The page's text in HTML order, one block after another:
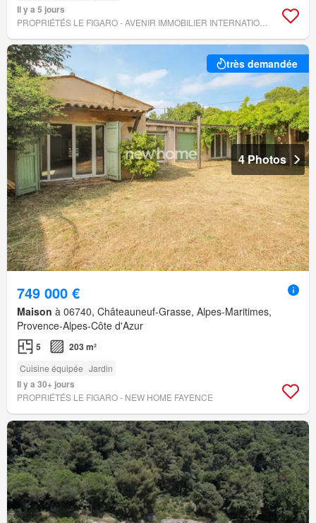
Il y a 5 jours
très demandée
4 Photos
749 000 €
Maison à 06740, Châteauneuf-Grasse, Alpes-Maritimes,
Provence-Alpes-Côte d'Azur
5 203 m²
Cuisine équipée Jardin
Il y a 30+ jours
PROPRIÉTÉS LE FIGARO - NEW HOME FAYENCE